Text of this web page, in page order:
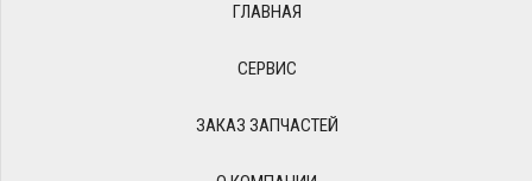
ГЛАВНАЯ
СЕРВИС
ЗАКАЗ ЗАПЧАСТЕЙ